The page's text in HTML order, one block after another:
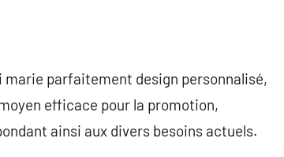
parfaitement design personnalisé,
efficace pour la promotion,
ainsi aux divers besoins actuels.